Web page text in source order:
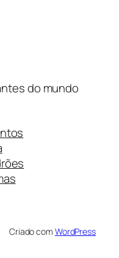
do mundo
Criado com WordPress